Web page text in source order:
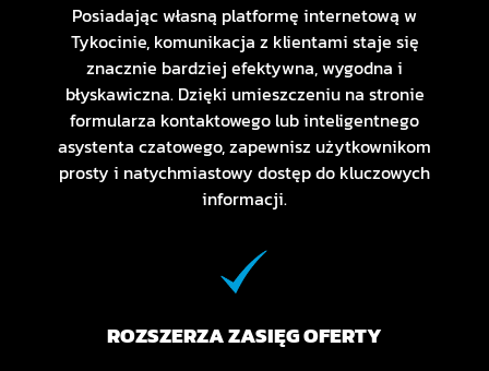
Posiadając własną platformę internetową w
Tykocinie, komunikacja z klientami staje się
znacznie bardziej efektywna, wygodna i
błyskawiczna. Dzięki umieszczeniu na stronie
formularza kontaktowego lub inteligentnego
asystenta czatowego, zapewnisz użytkownikom
prosty i natychmiastowy dostęp do kluczowych
informacji.
ROZSZERZA ZASIĘG OFERTY